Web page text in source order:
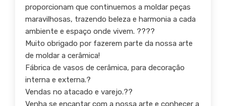
proporcionam que continuemos a moldar peças
maravilhosas, trazendo beleza e harmonia a cada
ambiente e espaço onde vivem. ????
Muito obrigado por fazerem parte da nossa arte
de moldar a cerâmica!
Fábrica de vasos de cerâmica, para decoração
interna e externa.?
Vendas no atacado e varejo.??
Venha se encantar com a nossa arte e conhecer a